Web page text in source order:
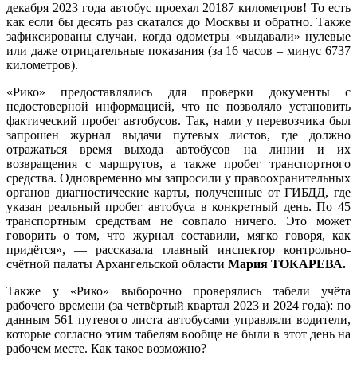
декабря 2023 года автобус проехал 20187 километров! То есть
как если бы десять раз скатался до Москвы и обратно. Также
зафиксированы случаи, когда одометры «выдавали» нулевые
или даже отрицательные показания (за 16 часов – минус 6737
километров).
«Рико» предоставлялись для проверки документы с
недостоверной информацией, что не позволяло установить
фактический пробег автобусов. Так, нами у перевозчика был
запрошен журнал выдачи путевых листов, где должно
отражаться время выхода автобусов на линии и их
возвращения с маршрутов, а также пробег транспортного
средства. Одновременно мы запросили у правоохранительных
органов диагностические карты, полученные от ГИБДД, где
указан реальный пробег автобуса в конкретный день. По 45
транспортным средствам не совпало ничего. Это может
говорить о том, что журнал составили, мягко говоря, как
придётся», — рассказала главный инспектор контрольно-
счётной палаты Архангельской области Мария ТОКАРЕВА.
Также у «Рико» выборочно проверялись табели учёта
рабочего времени (за четвёртый квартал 2023 и 2024 года): по
данным 561 путевого листа автобусами управляли водители,
которые согласно этим табелям вообще не были в этот день на
рабочем месте. Как такое возможно?